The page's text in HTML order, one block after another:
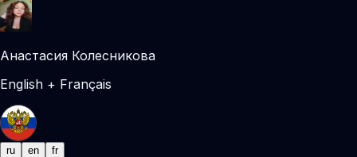
Анастасия Колесникова
English + Français
ru en fr